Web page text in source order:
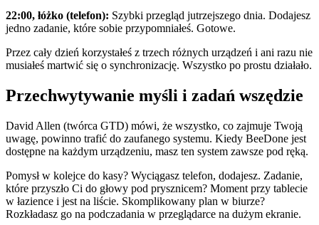
22:00, łóżko (telefon): Szybki przegląd jutrzejszego dnia. Dodajesz
jedno zadanie, które sobie przypomniałeś. Gotowe.
Przez cały dzień korzystałeś z trzech różnych urządzeń i ani razu nie
musiałeś martwić się o synchronizację. Wszystko po prostu działało.
Przechwytywanie myśli i zadań wszędzie
David Allen (twórca GTD) mówi, że wszystko, co zajmuje Twoją
uwagę, powinno trafić do zaufanego systemu. Kiedy BeeDone jest
dostępne na każdym urządzeniu, masz ten system zawsze pod ręką.
Pomysł w kolejce do kasy? Wyciągasz telefon, dodajesz. Zadanie,
które przyszło Ci do głowy pod prysznicem? Moment przy tablecie
w łazience i jest na liście. Skomplikowany plan w biurze?
Rozkładasz go na podczadania w przeglądarce na dużym ekranie.